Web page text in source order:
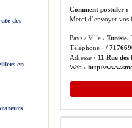
Comment postuler :
Merci d’envoyer
Pays / Ville ›Tunisie,
Téléphone ›/
Adresse › 11 Rue
Web ›http://
des
en